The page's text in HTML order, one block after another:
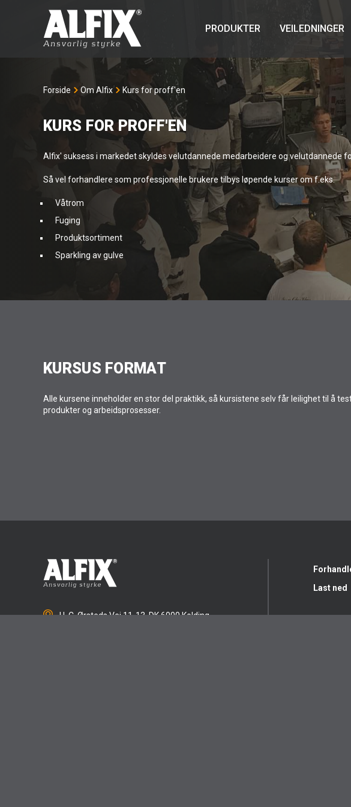
PRODUKTER VEILEDNINGER
Forside Om Alfix Kurs for proff'en
KURS FOR PROFF'EN
Alfix' suksess i markedet skyldes velutdannede medarbeidere og velutdannede
Så vel forhandlere som professjonelle brukere tilbys løpende kurser om f.eks.
Våtrom
Fuging
Produktsortiment
Sparkling av gulve
KURSUS FORMAT
Alle kursene inneholder en stor del praktikk, så kursistene selv får leilighet til å
produkter og arbeidsprosesser.
H. C. Ørsteds Vej 11-13, DK 6000 Kolding -
Last ned